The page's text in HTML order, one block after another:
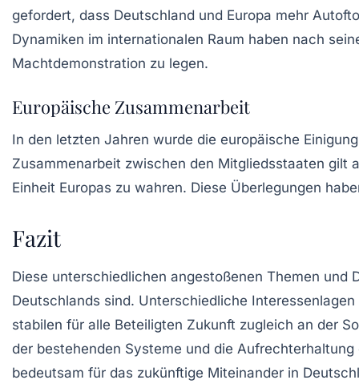
gefordert, dass Deutschland und Europa mehr
Dynamiken im internationalen Raum haben nach
Machtdemonstration zu legen.
Europäische Zusammenarbeit
In den letzten Jahren wurde die europäische
Zusammenarbeit zwischen den Mitgliedsstaaten gilt
Einheit Europas zu wahren. Diese Überlegungen
Fazit
Diese unterschiedlichen angestoßenen Themen
Deutschlands sind. Unterschiedliche
stabilen für alle Beteiligten Zukunft zugleich an der
der bestehenden Systeme und die
bedeutsam für das zukünftige Miteinander in